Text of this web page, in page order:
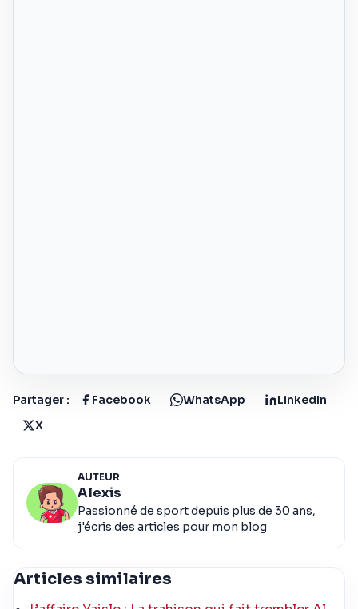
Partager : Facebook WhatsApp
LinkedIn
X
AUTEUR
Alexis
Passionné de sport depuis plus de 30 ans,
j'écris des articles pour mon blog
Articles similaires